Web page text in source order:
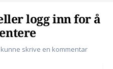
logg inn for å
skrive en kommentar